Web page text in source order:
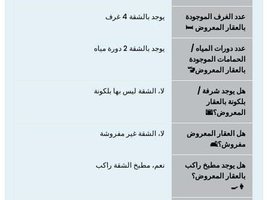
عدد الغرف الموجودة
بالعقار المعروض 🛏️
يوجد بالشقة 4 غرف
عدد دورات المياه /
الحمامات الموجودة
بالعقار المعروض🚾
يوجد بالشقة 2 دورة مياه
هل يوجد شرفة /
بلكونة بالعقار
المعروض؟🌆
لا، الشقة ليس بها بلكونة
هل العقار المعروض
مفروش؟🛋️
لا، الشقة غير مفروشة
هل يوجد مطبخ راكب
بالعقار المعروض؟
👩‍🍳
نعم، مطبخ الشقة راكب